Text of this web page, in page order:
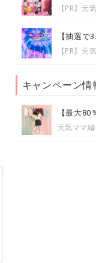
【PR】元
【抽選で
【PR】元
キャンペーン情
【最大80
元気ママ